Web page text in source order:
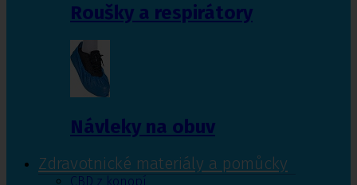
Roušky a respirátory
Návleky na obuv
Zdravotnické materiály a pomůcky
CBD z konopí